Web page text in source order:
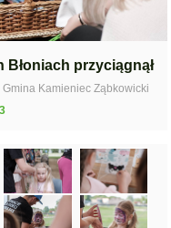
przyciągnął
Gmina Kamieniec Ząbkowicki